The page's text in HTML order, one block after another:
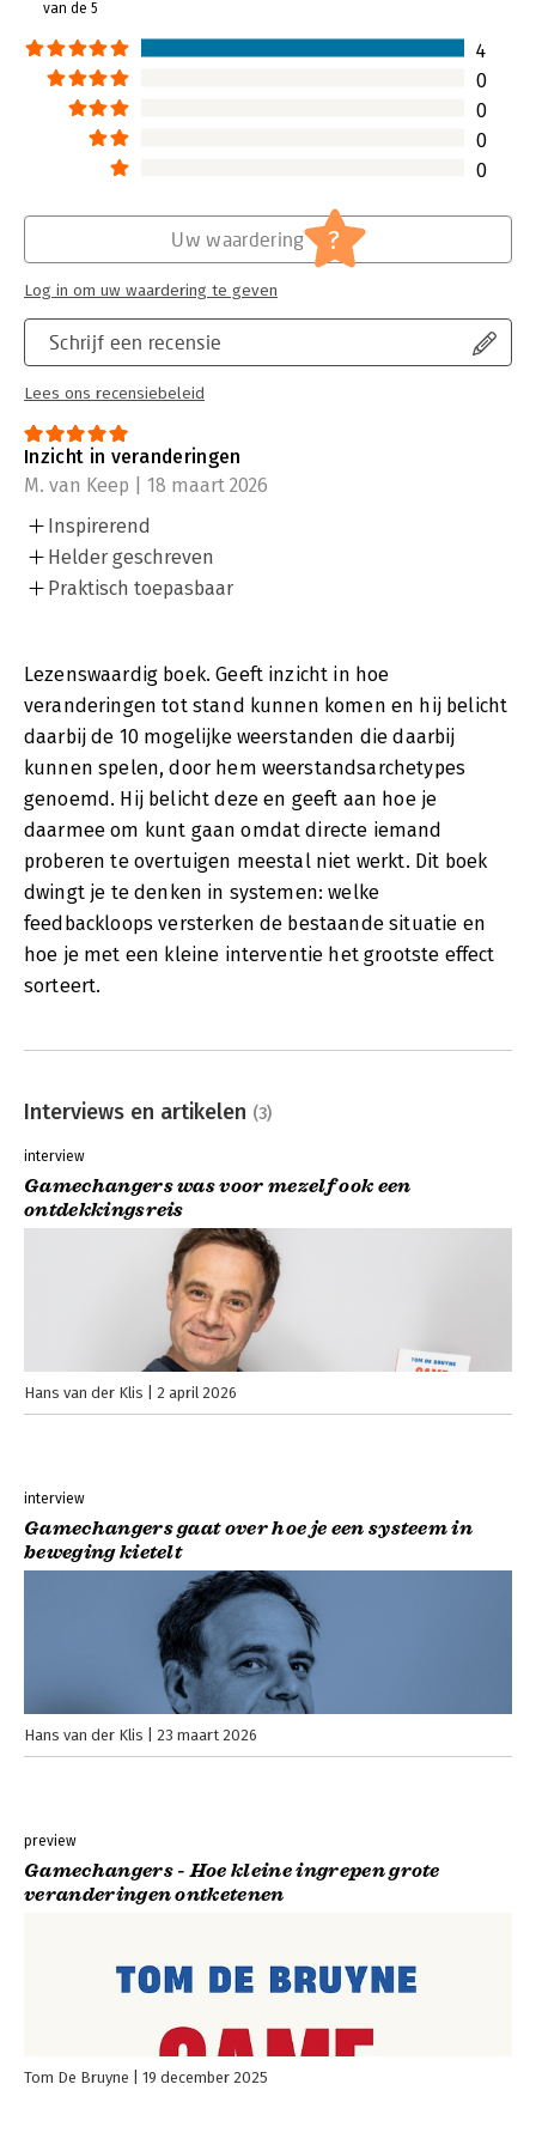
van de 5
4
0
0
0
0
Schrijf een recensie
Lees ons recensiebeleid
Uw waardering ?
Log in om uw waardering te geven
Inzicht in veranderingen
M. van Keep | 18 maart 2026
Inspirerend
Helder geschreven
Praktisch toepasbaar
Lezenswaardig boek. Geeft inzicht in hoe
veranderingen tot stand kunnen komen en hij belicht
daarbij de 10 mogelijke weerstanden die daarbij
kunnen spelen, door hem weerstandsarchetypes
genoemd. Hij belicht deze en geeft aan hoe je
daarmee om kunt gaan omdat directe iemand
proberen te overtuigen meestal niet werkt. Dit boek
dwingt je te denken in systemen: welke
feedbackloops versterken de bestaande situatie en
hoe je met een kleine interventie het grootste effect
sorteert.
Interviews en artikelen (3)
interview
Gamechangers was voor mezelf ook een
ontdekkingsreis
Hans van der Klis 2 april 2026
interview
Gamechangers gaat over hoe je een systeem in
beweging kietelt
Hans van der Klis 23 maart 2026
preview
Gamechangers - Hoe kleine ingrepen grote
veranderingen ontketenen
Tom De Bruyne 19 december 2025